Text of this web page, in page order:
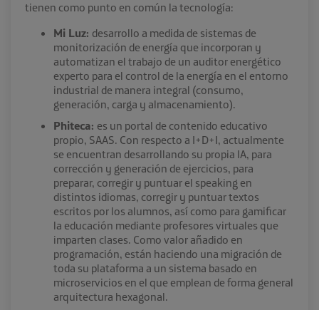
tienen como punto en común la tecnología:
Mi Luz: desarrollo a medida de sistemas de
monitorización de energía que incorporan y
automatizan el trabajo de un auditor energético
experto para el control de la energía en el entorno
industrial de manera integral (consumo,
generación, carga y almacenamiento).
Phiteca: es un portal de contenido educativo
propio, SAAS. Con respecto a I+D+I, actualmente
se encuentran desarrollando su propia IA, para
corrección y generación de ejercicios, para
preparar, corregir y puntuar el speaking en
distintos idiomas, corregir y puntuar textos
escritos por los alumnos, así como para gamificar
la educación mediante profesores virtuales que
imparten clases. Como valor añadido en
programación, están haciendo una migración de
toda su plataforma a un sistema basado en
microservicios en el que emplean de forma general
arquitectura hexagonal.